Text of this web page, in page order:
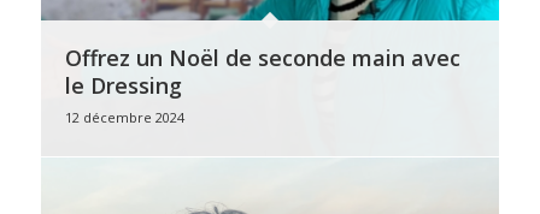
Offrez un Noël de seconde main avec
le Dressing
12 décembre 2024